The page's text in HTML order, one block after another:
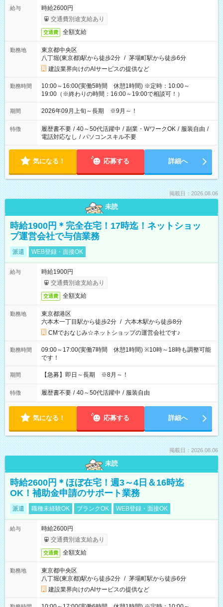
給与
時給2600円
交通費別途支給あり
交通費 全額支給
勤務地
東京都中央区
八丁堀(東京都)駅から徒歩2分 / 茅場町駅から徒歩6分
建設業界向けのAIサービスの提供など
勤務時間
10:00～16:00(実働5時間 休憩1時間) ※定時：10:00～
19:00（※終わりの時間：16:00～19:00で相談可！）
期間 2026年09月上旬～長期 ※9月～！
特徴 履歴書不要 / 40～50代活躍中 / 副業・WワークOK / 服装自由 /
電話対応なし / パソコンスキル不要
気になる！ 応募する 詳細へ
掲載日：2026.08.06
未読
時給1900円＊完全在宅！17時迄！ネットショッ
プ運営会社で与信業務
派遣 WEB登録・面接OK
給与
時給1900円
交通費別途支給あり
交通費 全額支給
勤務地
東京都港区
六本木一丁目駅から徒歩2分 / 六本木駅から徒歩8分
CMでおなじみ☆ネットショップの運営会社です♪
勤務時間
09:00～17:00(実働7時間 休憩1時間) ※10時～18時も調整可能
です！
期間 【急募】即日～長期 ※8月～！
特徴 履歴書不要 / 40～50代活躍中 / 服装自由
気になる！ 応募する 詳細へ
掲載日：2026.08.06
未読
時給2600円＊ほぼ在宅！週3～4日＆16時迄
OK！補助金申請のサポート業務
派遣 職種未経験OK ブランクOK WEB登録・面接OK
給与
時給2600円
交通費別途支給あり
交通費 全額支給
勤務地
東京都中央区
八丁堀(東京都)駅から徒歩2分 / 茅場町駅から徒歩6分
建設業界向けのAIサービスの提供など